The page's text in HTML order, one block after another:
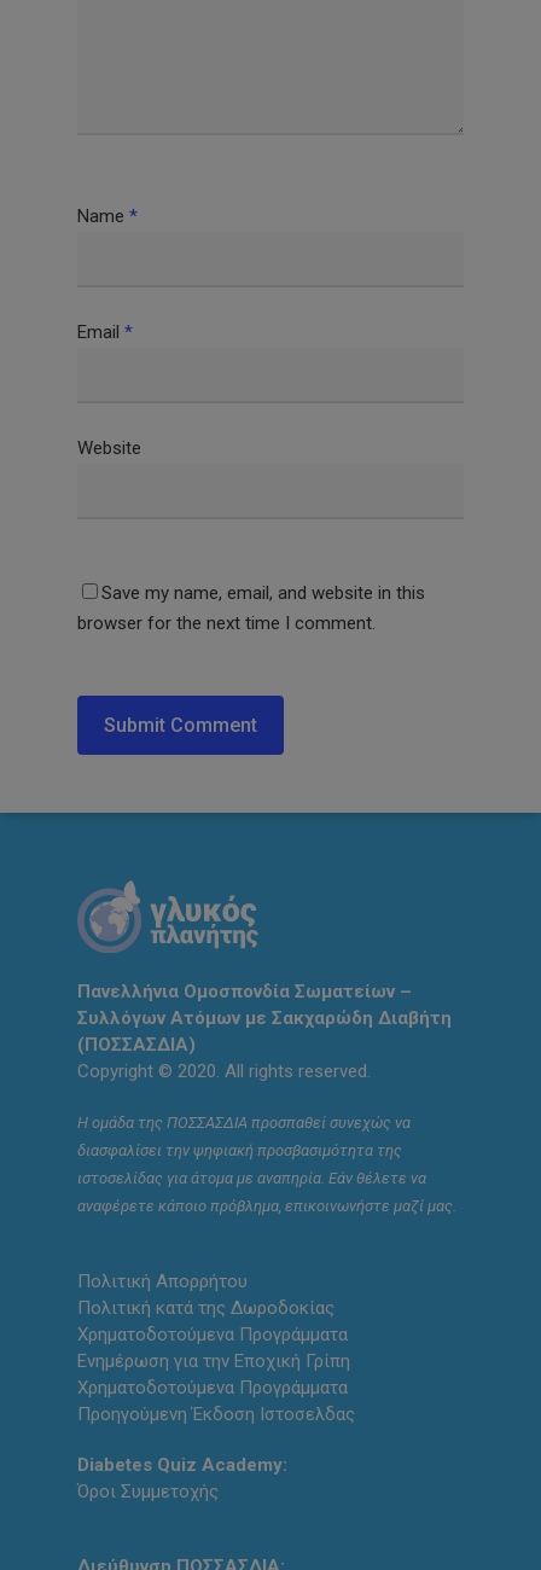
Name *
Email *
Website
Save my name, email, and website in this
browser for the next time I comment.
Πανελλήνια Ομοσπονδία Σωματείων –
Συλλόγων Ατόμων με Σακχαρώδη Διαβήτη
(ΠΟΣΣΑΣΔΙΑ)
Copyright © 2020. All rights reserved.
Η ομάδα της ΠΟΣΣΑΣΔΙΑ προσπαθεί συνεχώς να
διασφαλίσει την ψηφιακή προσβασιμότητα της
ιστοσελίδας για άτομα με αναπηρία. Εάν θέλετε να
αναφέρετε κάποιο πρόβλημα, επικοινωνήστε μαζί μας.
Πολιτική Απορρήτου
Πολιτική κατά της Δωροδοκίας
Χρηματοδοτούμενα Προγράμματα
Ενημέρωση για την Εποχική Γρίπη
Χρηματοδοτούμενα Προγράμματα
Προηγούμενη Έκδοση Ιστοσελδας
Diabetes Quiz Academy:
Όροι Συμμετοχής